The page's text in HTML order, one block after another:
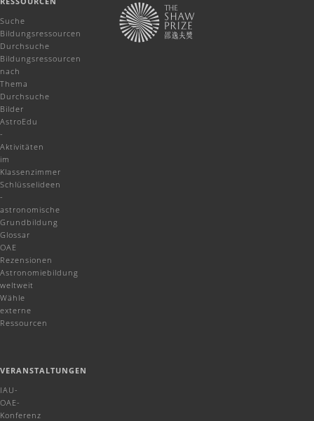
Suche
Bildungsressourcen
Durchsuche
Bildungsressourcen
nach
Thema
Durchsuche
Bilder
AstroEdu
-
Aktivitäten
im
Klassenzimmer
Schlüsselideen
-
astronomische
Grundbildung
Glossar
OAE
Rezensionen
Astronomiebildung
weltweit
Wähle
externe
Ressourcen
VERANSTALTUNGEN
IAU-
OAE-
Konferenz